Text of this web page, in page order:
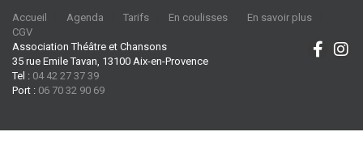
Accueil Agenda Tarifs En coulisses
En savoir plus
CGV
Association Théâtre et Chansons
35 rue Emile Tavan, 13100 Aix-en-Provence
Tel : 04 42 27 37 39
Port : 06 70 32 90 69